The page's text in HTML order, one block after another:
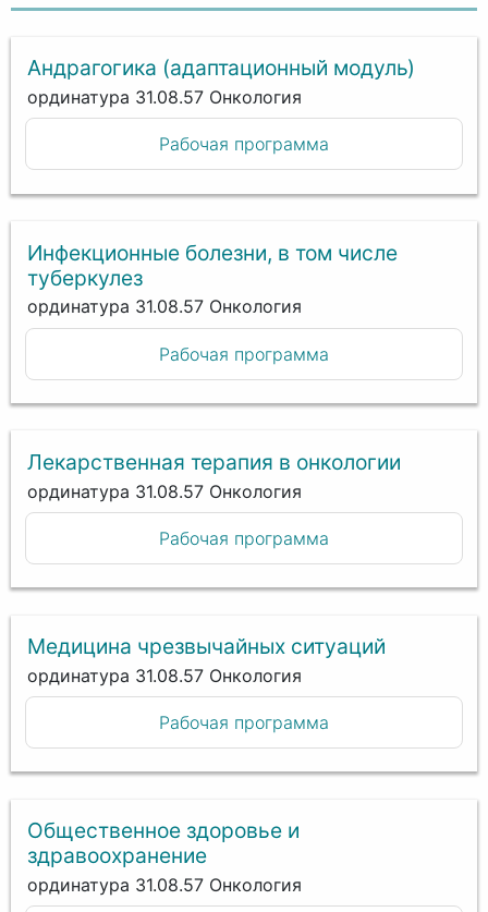
Андрагогика (адаптационный модуль)
ординатура 31.08.57 Онкология
Рабочая программа
Инфекционные болезни, в том числе
туберкулез
ординатура 31.08.57 Онкология
Рабочая программа
Лекарственная терапия в онкологии
ординатура 31.08.57 Онкология
Рабочая программа
Медицина чрезвычайных ситуаций
ординатура 31.08.57 Онкология
Рабочая программа
Общественное здоровье и
здравоохранение
ординатура 31.08.57 Онкология